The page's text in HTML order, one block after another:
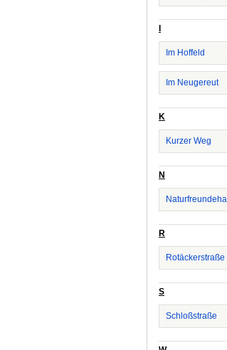
Im Hoffeld
Im Neugereut
K
Kurzer Weg
N
R
Rotäckerstraße
S
Schloßstraße